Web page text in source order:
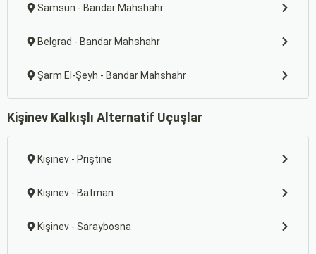
Samsun - Bandar Mahshahr
Belgrad - Bandar Mahshahr
Şarm El-Şeyh - Bandar Mahshahr
Kişinev Kalkışlı Alternatif Uçuşlar
Kişinev - Priştine
Kişinev - Batman
Kişinev - Saraybosna